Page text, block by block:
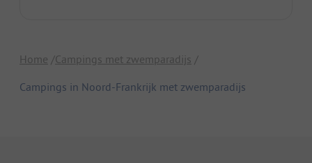
Home Campings met zwemparadijs
Campings in Noord-Frankrijk met zwemparadijs